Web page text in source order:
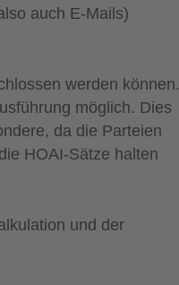
auch E‑Mails)
werden können.
möglich. Dies
da die Parteien
HOAI-Sätze halten
und der